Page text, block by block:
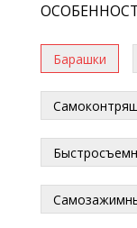
Барашки